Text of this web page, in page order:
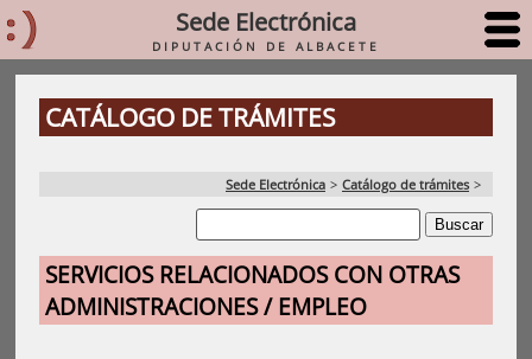
Sede Electrónica
DIPUTACIÓN DE ALBACETE
CATÁLOGO DE TRÁMITES
Sede Electrónica > Catálogo de trámites >
SERVICIOS RELACIONADOS CON OTRAS
ADMINISTRACIONES / EMPLEO